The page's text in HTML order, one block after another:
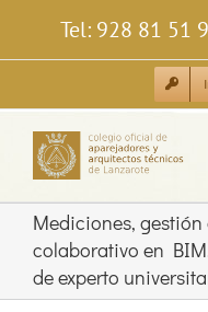
contenido
Tel: 928 81 51
Mediciones,
colaborativo en
de experto